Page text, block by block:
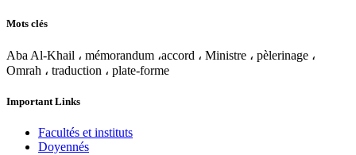
Mots clés
Aba Al-Khail ، mémorandum ،accord ، Ministre ، pèlerinage ،
Omrah ، traduction ، plate-forme
Important Links
Facultés et instituts
Doyennés